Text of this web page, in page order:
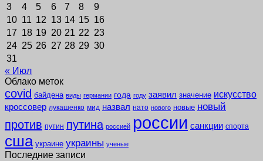
3
4 5 6 7 8
9
10 11 12 13 14 15 16
17 18 19 20 21 22 23
24 25 26 27 28 29 30
31
« Июл
Облако меток
covid байдена виды германии года году заявил значение искусство
кроссовер лукашенко мид назвал нато нового новые новый
против путин путина россией россии санкции спорта
сша украине украины ученые
Последние записи